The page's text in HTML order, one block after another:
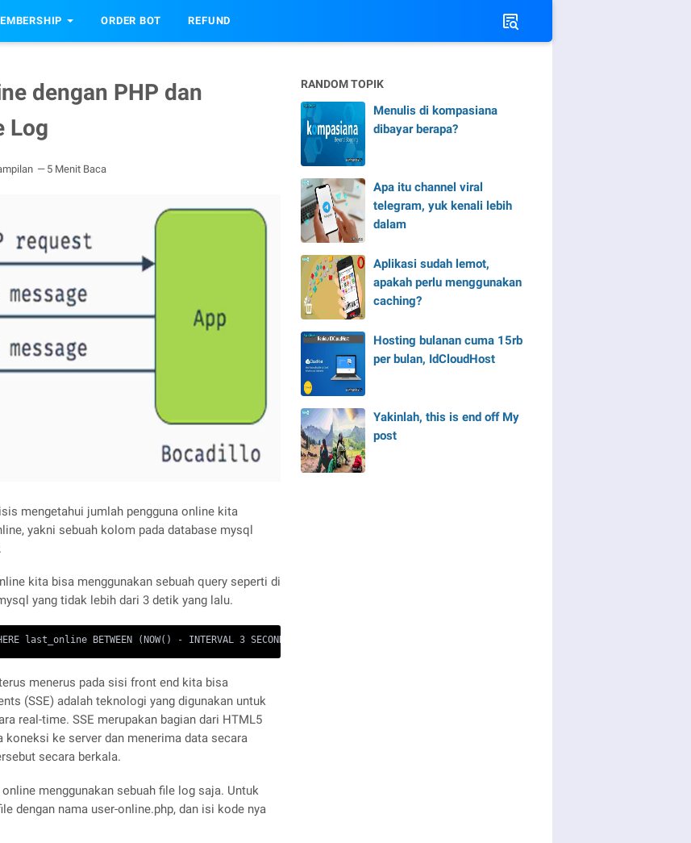
ORDER BOT REFUND
dengan PHP dan
Log
5 Menit Baca
mengetahui jumlah pengguna online kita
yakni sebuah kolom pada database mysql
kita bisa menggunakan sebuah query seperti di
yang tidak lebih dari 3 detik yang lalu.
last_online BETWEEN (NOW() - INTERVAL 3 SECOND) AND NOW();
menerus pada sisi front end kita bisa
(SSE) adalah teknologi yang digunakan untuk
real-time. SSE merupakan bagian dari HTML5
ke server dan menerima data secara
secara berkala.
menggunakan sebuah file log saja. Untuk
dengan nama user-online.php, dan isi kode nya
RANDOM TOPIK
Menulis di kompasiana
dibayar berapa?
Apa itu channel viral
telegram, yuk kenali lebih
dalam
Aplikasi sudah lemot,
apakah perlu menggunakan
caching?
Hosting bulanan cuma 15rb
per bulan, IdCloudHost
Yakinlah, this is end off My
post